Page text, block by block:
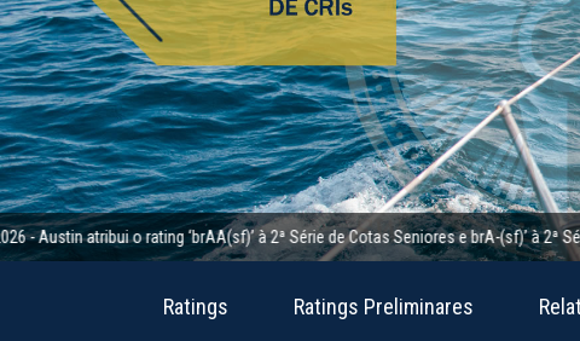
atribui o rating ‘brAA(sf)’ à 2ª Série de Cotas Seniores e brA-(sf)’ à 2ª Série de
Ratings Ratings Preliminares